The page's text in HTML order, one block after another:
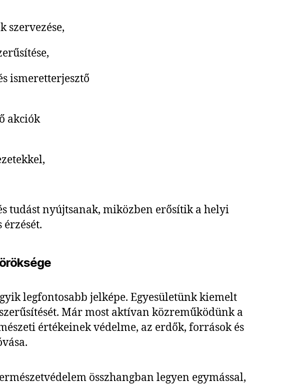
szervezése,
ismeretterjesztő
akciók
tudást nyújtsanak, miközben erősítik a helyi
érzését.
legfontosabb jelképe. Egyesületünk kiemelt
Már most aktívan közreműködünk a
értékeinek védelme, az erdők, források és
összhangban legyen egymással,